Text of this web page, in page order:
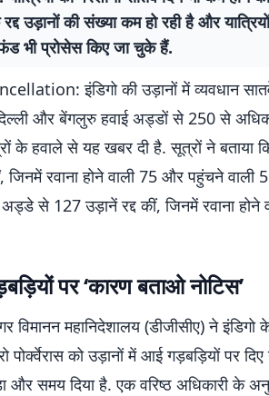
उड़ानों की संख्या कम हो रही है और
भी प्रोसेस किए जा चुके हैं.
इंडिगो की उड़ानों में व्यवधान सातवें
और बेंगलुरु हवाई अड्डों से 250 से
के हवाले से यह खबर दी है. सूत्रों ने बताया
जिनमें रवाना होने वाली 75 और पहुंचने वाली
से 127 उड़ानें रद्द कीं, जिनमें रवाना
पर ‘कारण बताओ नोटिस’
विमानन महानिदेशालय (डीजीसीए) ने
पोर्क्वेरास को उड़ानों में आई गड़बड़ियों पर
और समय दिया है. एक वरिष्ठ अधिकारी के